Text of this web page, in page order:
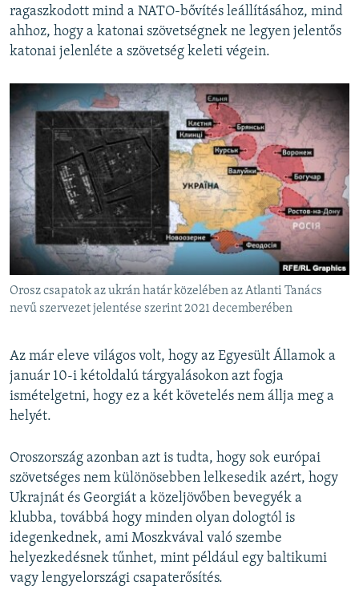
ragaszkodott mind a NATO-bővítés leállításához, mind
ahhoz, hogy a katonai szövetségnek ne legyen jelentős
katonai jelenléte a szövetség keleti végein.
Orosz csapatok az ukrán határ közelében az Atlanti Tanács
nevű szervezet jelentése szerint 2021 decemberében
Az már eleve világos volt, hogy az Egyesült Államok a
január 10-i kétoldalú tárgyalásokon azt fogja
ismételgetni, hogy ez a két követelés nem állja meg a
helyét.
Oroszország azonban azt is tudta, hogy sok európai
szövetséges nem különösebben lelkesedik azért, hogy
Ukrajnát és Georgiát a közeljövőben bevegyék a
klubba, továbbá hogy minden olyan dologtól is
idegenkednek, ami Moszkvával való szembe
helyezkedésnek tűnhet, mint például egy baltikumi
vagy lengyelországi csapaterősítés.